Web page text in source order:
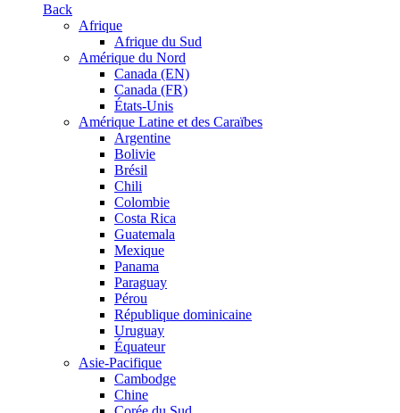
Back
Afrique
Afrique du Sud
Amérique du Nord
Canada (EN)
Canada (FR)
États-Unis
Amérique Latine et des Caraïbes
Argentine
Bolivie
Brésil
Chili
Colombie
Costa Rica
Guatemala
Mexique
Panama
Paraguay
Pérou
République dominicaine
Uruguay
Équateur
Asie-Pacifique
Cambodge
Chine